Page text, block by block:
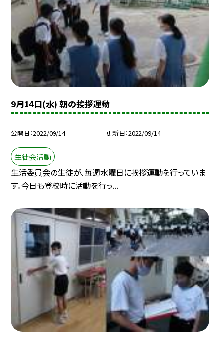
9月14日(水) 朝の挨拶運動
公開日 2022/09/14 更新日 2022/09/14
生徒会活動
生活委員会の生徒が、毎週水曜日に挨拶運動を行っていま
す。今日も登校時に活動を行っ...